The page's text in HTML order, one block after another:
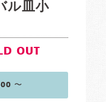
ル皿小
OUT
〜